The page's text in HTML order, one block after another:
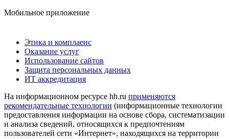
Мобильное приложение
Этика и комплаенс
Оказание услуг
Использование сайтов
Защита персональных данных
ИТ аккредитация
На информационном ресурсе hh.ru применяются
рекомендательные технологии (информационные технологии
предоставления информации на основе сбора, систематизации
и анализа сведений, относящихся к предпочтениям
пользователей сети «Интернет», находящихся на территории